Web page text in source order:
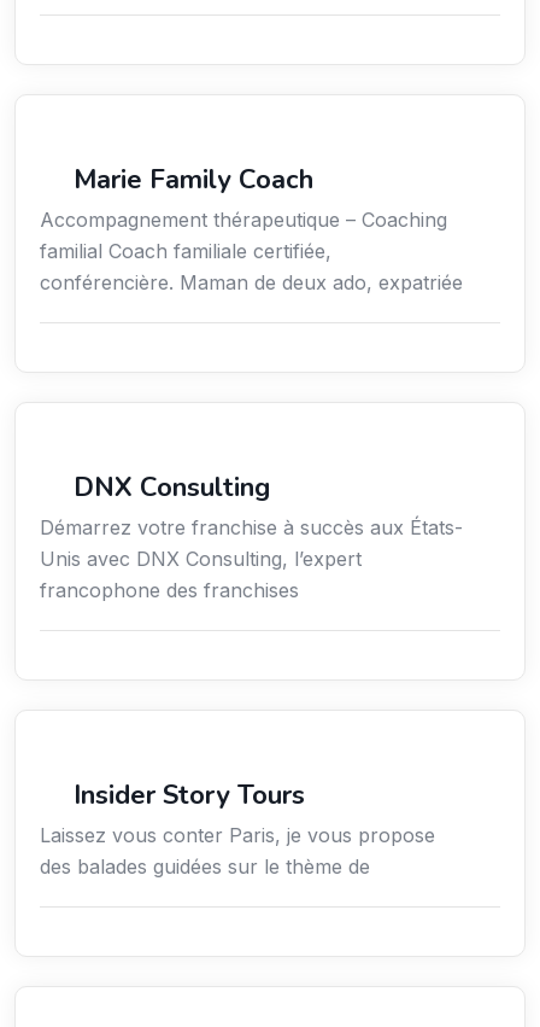
Marie Family Coach
Accompagnement thérapeutique – Coaching
familial Coach familiale certifiée,
conférencière. Maman de deux ado, expatriée
DNX Consulting
Démarrez votre franchise à succès aux États-
Unis avec DNX Consulting, l’expert
francophone des franchises
Insider Story Tours
Laissez vous conter Paris, je vous propose
des balades guidées sur le thème de